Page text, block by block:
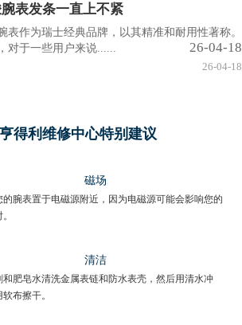
表发条一直上不紧
表作为瑞士经典品牌，以其精准和耐用性著称。
对于一些用户来说......
26-04-18
26-04-18
得利维修中心特别建议
磁场
的腕表置于电磁源附近，因为电磁源可能会影响您的
清洁
和肥皂水清洗金属表链和防水表壳，然后用清水冲
布擦干。